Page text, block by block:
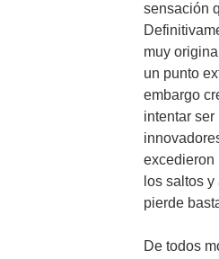
sensación
muy
un punto
embargo
intentar ser
excedieron
los saltos y
pierde
De todos